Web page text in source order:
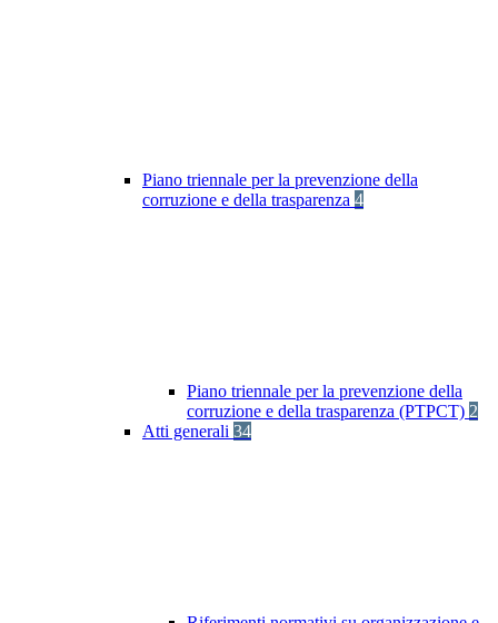
Piano triennale per la prevenzione della
corruzione e della trasparenza 4
Piano triennale per la prevenzione della
corruzione e della trasparenza (PTPCT) 2
Atti generali 34